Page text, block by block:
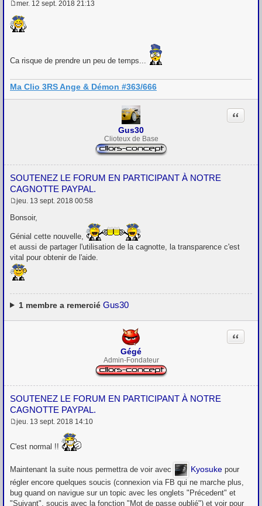
e
s
s
e
mer. 12 sept. 2018 21:13
Ca risque de prendre un peu de temps...
Ma Clio 3RS Ange & Démon #363/666
Gus30
Clioteux de Base
SOUTENEZ LE FORUM EN PARTICIPANT À NOTRE
CAGNOTTE PAYPAL.
Citation
e
s
a
g
e
jeu. 13 sept. 2018 00:58
Bonsoir,
Génial cette nouvelle,
et aussi de partager l'utilisation de la cagnotte, la transparence c'est
vital pour obtenir de l'aide.
1membre a remercié Gus30
Gégé
Admin-Fondateur
SOUTENEZ LE FORUM EN PARTICIPANT À NOTRE
CAGNOTTE PAYPAL.
Citation
s
g
jeu. 13 sept. 2018 14:10
C'est normal !!
Maintenant la suite nous permettra de voir avec Kyosuke pour
régler encore quelques soucis (connexion via FB qui ne marche plus,
bug quand on navigue sur un topic avec les onglets "Précedent" et
"Suivant", soucis avec la fonction "Mot de passe oublié") et voir pour